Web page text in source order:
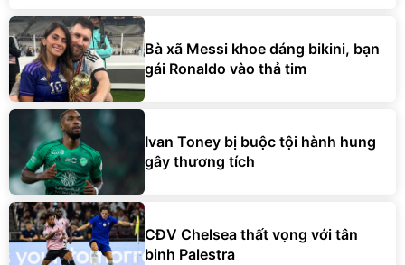
Bà xã Messi khoe dáng bikini, bạn
gái Ronaldo vào thả tim
Ivan Toney bị buộc tội hành hung
gây thương tích
CĐV Chelsea thất vọng với tân
binh Palestra